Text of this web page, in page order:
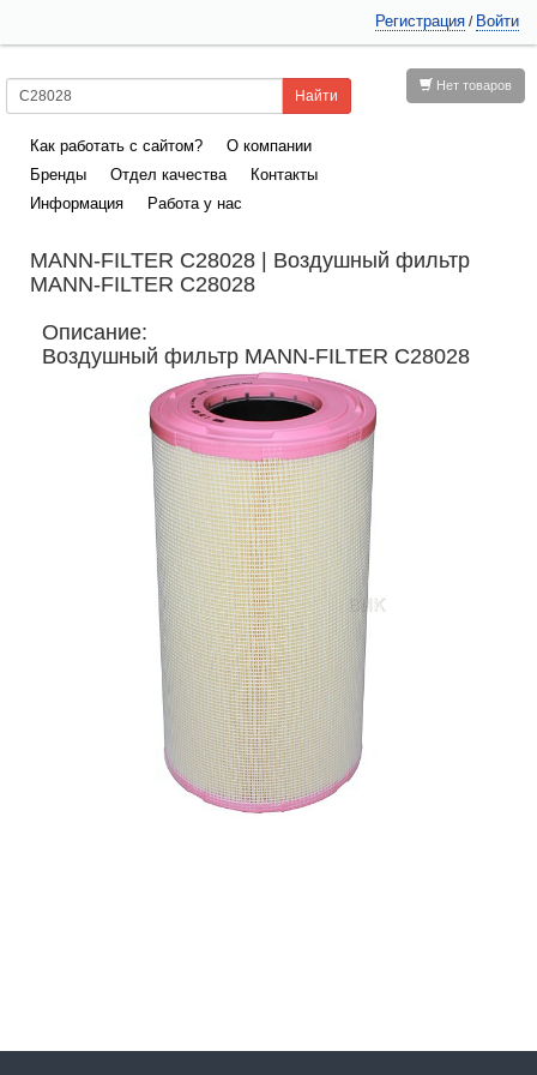
Регистрация / Войти
Нет товаров
Как работать с сайтом?
О компании
Бренды
Отдел качества
Контакты
Информация
Работа у нас
MANN-FILTER C28028 | Воздушный фильтр
MANN-FILTER C28028
Описание:
Воздушный фильтр MANN-FILTER C28028